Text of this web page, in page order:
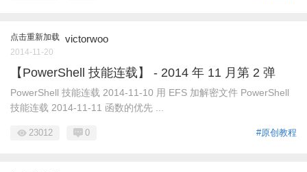
点击重新加载 victorwoo
2014-11-20
【PowerShell 技能连载】 - 2014 年 11 月第 2 弹
PowerShell 技能连载 2014-11-10 用 EFS 加解密文件 PowerShell
技能连载 2014-11-11 函数的优先 ...
#原创教程
23012 0